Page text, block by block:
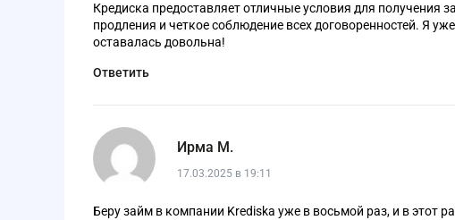
Кредиска предоставляет отличные условия для получения
продления и четкое соблюдение всех договоренностей. Я
оставалась довольна!
Ответить
Ирма М.
17.03.2025 в 19:11
Беру займ в компании Krediska уже в восьмой раз, и в этот